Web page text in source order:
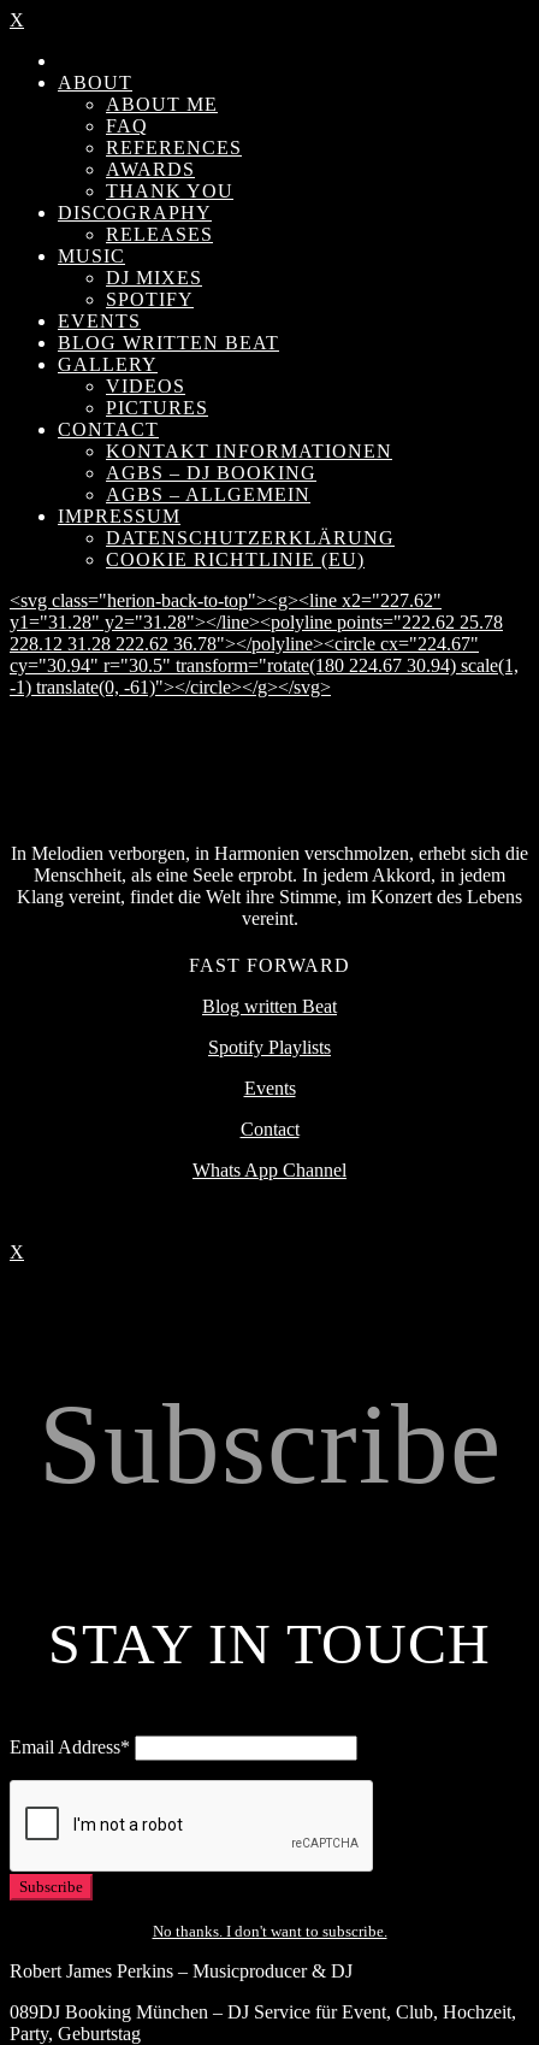
X
ABOUT
ABOUT ME
FAQ
REFERENCES
AWARDS
THANK YOU
DISCOGRAPHY
RELEASES
MUSIC
DJ MIXES
SPOTIFY
EVENTS
BLOG WRITTEN BEAT
GALLERY
VIDEOS
PICTURES
CONTACT
KONTAKT INFORMATIONEN
AGBS – DJ BOOKING
AGBS – ALLGEMEIN
IMPRESSUM
DATENSCHUTZERKLÄRUNG
COOKIE RICHTLINIE (EU)
<svg class="herion-back-to-top"><g><line x2="227.62"
y1="31.28" y2="31.28"></line><polyline points="222.62 25.78
228.12 31.28 222.62 36.78"></polyline><circle cx="224.67"
cy="30.94" r="30.5" transform="rotate(180 224.67 30.94) scale(1,
-1) translate(0, -61)"></circle></g></svg>
In Melodien verborgen, in Harmonien verschmolzen, erhebt sich die
Menschheit, als eine Seele erprobt. In jedem Akkord, in jedem
Klang vereint, findet die Welt ihre Stimme, im Konzert des Lebens
vereint.
FAST FORWARD
Blog written Beat
Spotify Playlists
Events
Contact
Whats App Channel
X
Subscribe
STAY IN TOUCH
Email Address*
No thanks. I don't want to subscribe.
Robert James Perkins – Musicproducer & DJ
089DJ Booking München – DJ Service für Event, Club, Hochzeit,
Party, Geburtstag